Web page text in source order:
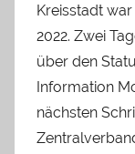
Kreisstadt
2022. Zwei
über den
Information
nächsten